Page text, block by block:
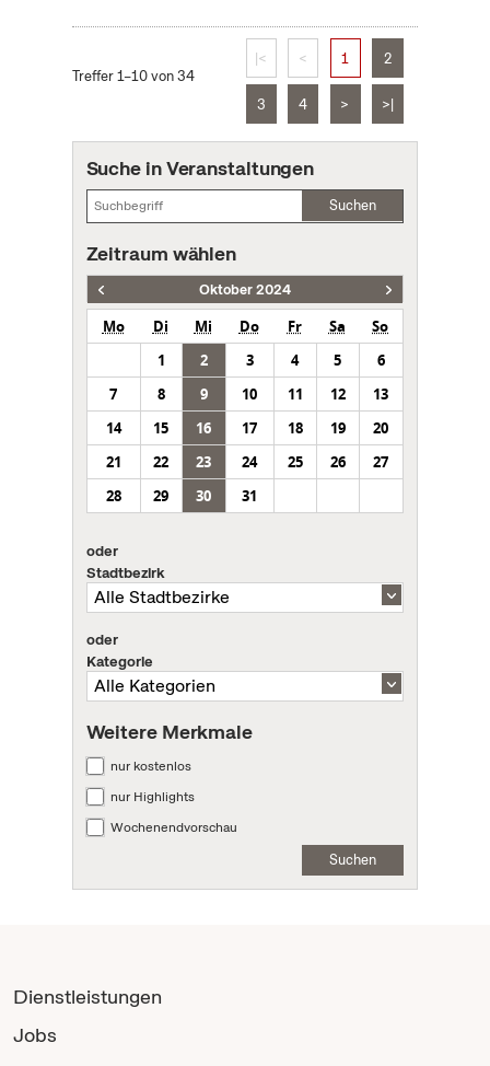
Treffer 1–10 von 34
|< < 1 2
3 4 > >|
Suche in Veranstaltungen
Suchen
Zeitraum wählen
Oktober 2024
Mo Di Mi Do Fr Sa
So
1
2 3 4 5
6
7
8 9 10 11 12
13
14
15 16 17 18 19
20
21
22 23 24 25 26
27
28
29 30 31
oder
Stadtbezirk
oder
Kategorie
Weitere Merkmale
nur kostenlos
nur Highlights
Wochenendvorschau
Suchen
Dienstleistungen
Jobs